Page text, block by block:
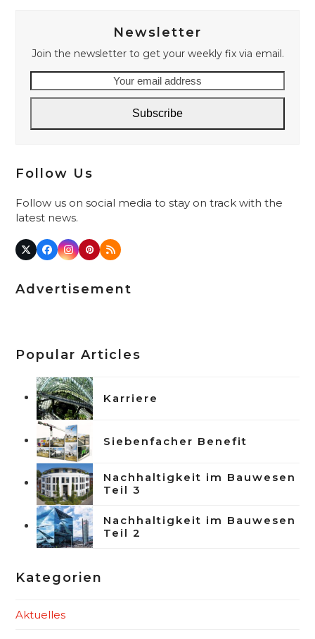
Newsletter
Join the newsletter to get your weekly fix via email.
email
Subscribe
Follow Us
Follow us on social media to stay on track with the
latest news.
Twitter
(deprecated)
Facebook
Instagram
Pinterest
RSS
Advertisement
Popular Articles
Karriere
Siebenfacher Benefit
Nachhaltigkeit im Bauwesen
Teil 3
Nachhaltigkeit im Bauwesen
Teil 2
Kategorien
Aktuelles